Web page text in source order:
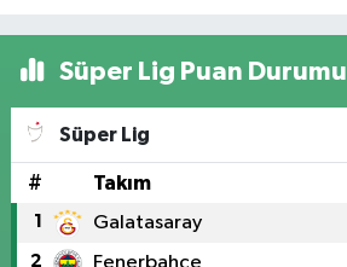
Süper Lig Puan Durumu
Süper Lig
# Takım
1 Galatasaray
2 Fenerbahçe